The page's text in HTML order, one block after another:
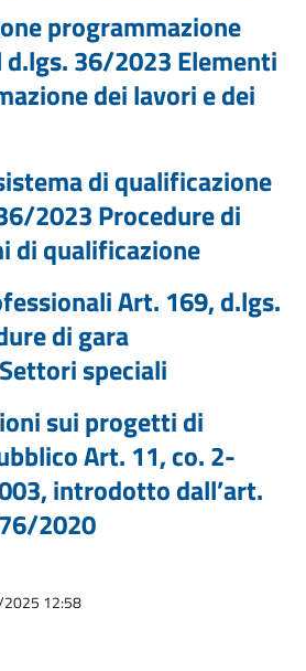
programmazione
d.lgs. 36/2023 Elementi
dei lavori e dei
di qualificazione
2023 Procedure di
di qualificazione
Art. 169, d.lgs.
di gara
speciali
sui progetti di
Art. 11, co. 2-
introdotto dall’art.
2020
2025 12:58